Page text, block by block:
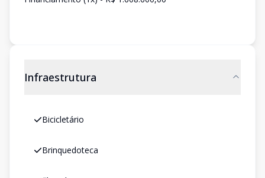
Infraestrutura
Bicicletário
Brinquedoteca